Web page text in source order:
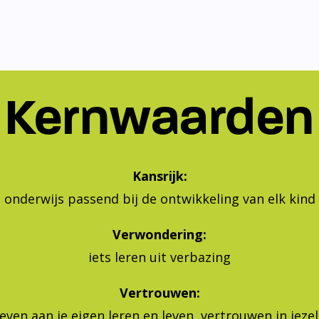
Kernwaarden
Kansrijk:
onderwijs passend bij de ontwikkeling van elk kind
Verwondering:
iets leren uit verbazing
Vertrouwen:
aan je eigen leren en leven, vertrouwen in